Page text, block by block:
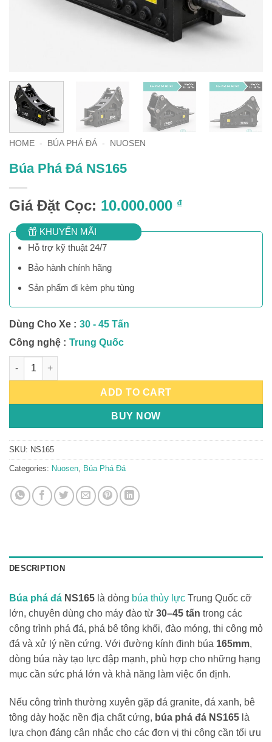
HOME - BÚA PHÁ ĐÁ - NUOSEN
Búa Phá Đá NS165
Giá Đặt Cọc: 10.000.000 ₫
KHUYẾN MÃI
Hỗ trợ kỹ thuật 24/7
Bảo hành chính hãng
Sản phẩm đi kèm phụ tùng
Dùng Cho Xe : 30 - 45 Tấn
Công nghệ : Trung Quốc
Búa Phá Đá NS165 quantity
ADD TO CART
BUY NOW
SKU: NS165
Categories: Nuosen, Búa Phá Đá
DESCRIPTION
Búa phá đá NS165 là dòng búa thủy lực Trung Quốc cỡ
lớn, chuyên dùng cho máy đào từ 30–45 tấn trong các
công trình phá đá, phá bê tông khối, đào móng, thi công mỏ
đá và xử lý nền cứng. Với đường kính đinh búa 165mm,
dòng búa này tạo lực đập mạnh, phù hợp cho những hạng
mục cần sức phá lớn và khả năng làm việc ổn định.
Nếu công trình thường xuyên gặp đá granite, đá xanh, bê
tông dày hoặc nền địa chất cứng, búa phá đá NS165 là
lựa chọn đáng cân nhắc cho các đơn vị thi công cần tối ưu